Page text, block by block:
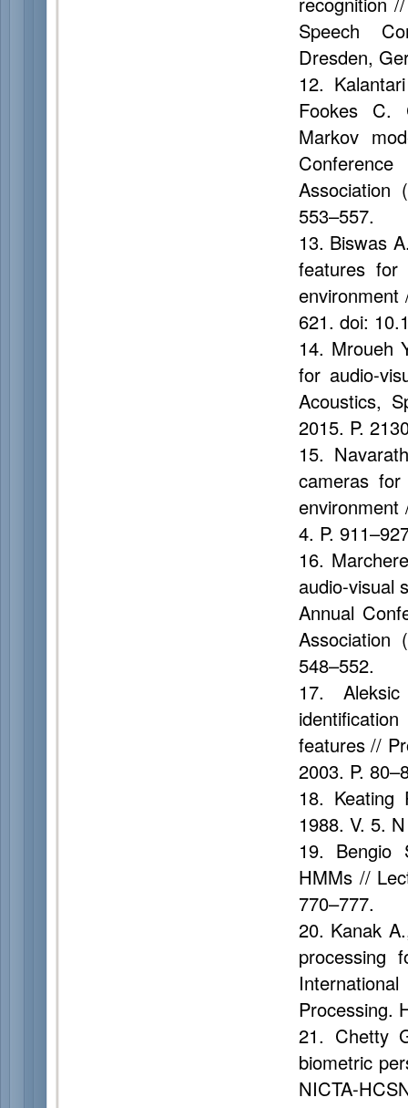
Speech
Dresden,
12.
Fookes C.
Markov
Association
553–557.
13. Biswas
features for
environment
621. doi:
14. Mroueh
for audio-
Acoustics,
2015. P.
15.
cameras
4. P.
16.
audio-visual
Annual
Association
548–552.
17.
features //
2003. P.
18. Keating
1988. V. 5.
19. Bengio
HMMs //
770–777.
20. Kanak
processing
Processing.
21. Chetty
biometric
NICTA-